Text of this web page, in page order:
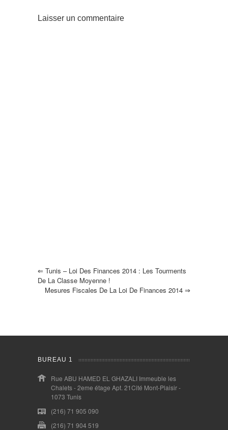
Laisser un commentaire
⇐ Tunis – Loi Des Finances 2014 : Les Tourments
De La Classe Moyenne !
Mesures Fiscales De La Loi De Finances 2014 ⇒
BUREAU 1
Rue ABU HAMED EL GHAZALI Immeuble les
Chalets - 2eme étage Apt. 21Cité Mont-Plaisir -
1073 Tunis
(216) 71 905 090
(216) 71 904 519